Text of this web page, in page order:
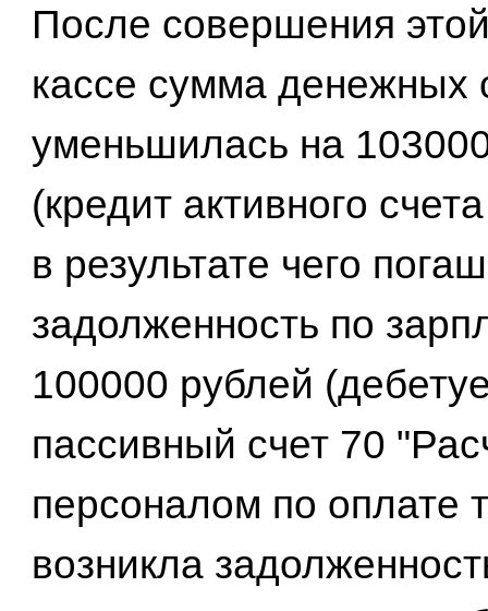
После совершения
кассе сумма денежных
уменьшилась на
(кредит активного
в результате чего
задолженность по
100000 рублей
пассивный счет 70
персоналом по оплате
возникла